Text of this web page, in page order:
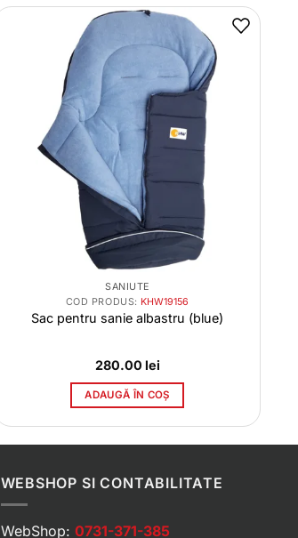
SANIUTE
COD PRODUS: KHW19156
Sac pentru sanie albastru (blue)
280.00 lei
ADAUGĂ ÎN COȘ
WEBSHOP SI CONTABILITATE
WebShop: 0731-371-385